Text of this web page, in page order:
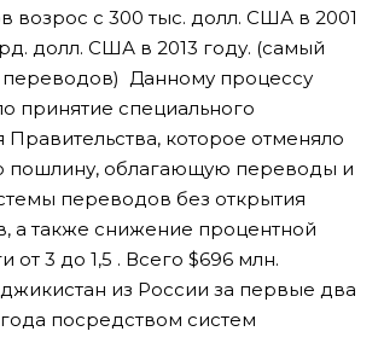
возрос с 300 тыс. долл. США в 2001
долл. США в 2013 году. (самый
Данному процессу
принятие специального
Правительства, которое отменяло
пошлину, облагающую переводы и
переводов без открытия
а также снижение процентной
от 3 до 1,5 . Всего $696 млн.
из России за первые два
посредством систем